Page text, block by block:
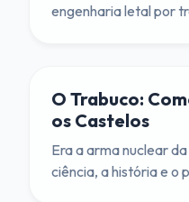
engenharia letal por
O Trabuco:
os Castelos
Era a arma nuclear
ciência, a história e o